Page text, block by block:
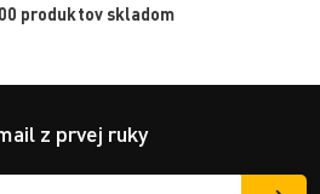
produktov skladom
z prvej ruky